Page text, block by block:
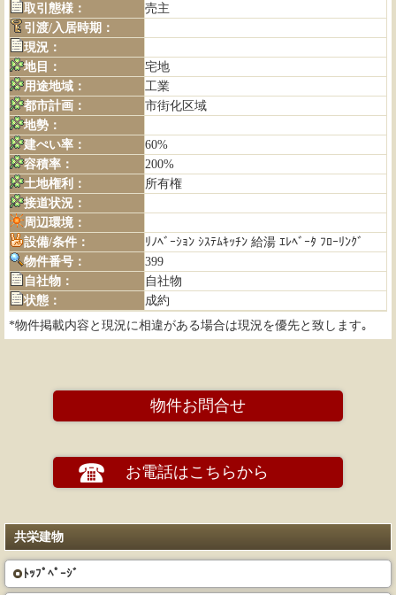
取引態様：
売主
引渡/入居時期：
現況：
地目：
宅地
用途地域：
工業
都市計画：
市街化区域
地勢：
建ぺい率：
60%
容積率：
200%
土地権利：
所有権
接道状況：
周辺環境：
設備/条件：
ﾘﾉﾍﾞｰｼｮﾝ ｼｽﾃﾑｷｯﾁﾝ 給湯 ｴﾚﾍﾞｰﾀ ﾌﾛｰﾘﾝｸﾞ
物件番号：
399
自社物：
自社物
状態：
成約
*物件掲載内容と現況に相違がある場合は現況を優先と致します｡
物件お問合せ
お電話はこちらから
共栄建物
ﾄｯﾌﾟﾍﾟｰｼﾞ